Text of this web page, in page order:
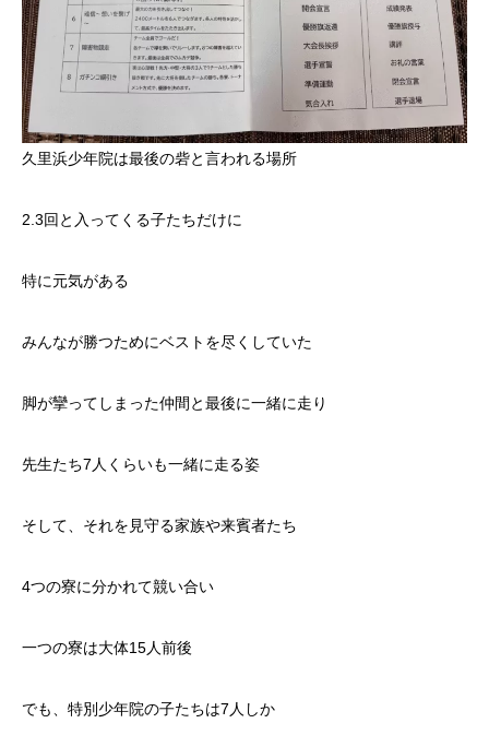
久里浜少年院は最後の砦と言われる場所
2.3回と入ってくる子たちだけに
特に元気がある
みんなが勝つためにベストを尽くしていた
脚が攣ってしまった仲間と最後に一緒に走り
先生たち7人くらいも一緒に走る姿
そして、それを見守る家族や来賓者たち
4つの寮に分かれて競い合い
一つの寮は大体15人前後
でも、特別少年院の子たちは7人しか